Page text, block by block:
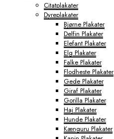
Citatplakater
Dyreplakater
Bjørne Plakater
Delfin Plakater
Elefant Plakater
Elg Plakater
Falke Plakater
Flodheste Plakater
Gede Plakater
Giraf Plakater
Gorilla Plakater
Haj Plakater
Hunde Plakater
Kænguru Plakater